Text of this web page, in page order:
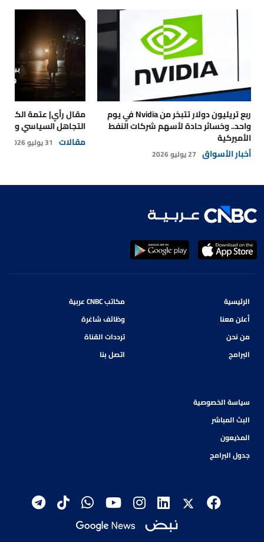
ربع تريليون دولار تتبخر من Nvidia في يوم
واحد.. وخسائر حادة لأسهم شركات النفط
الأميركية
أخبار الأسواق 27 يوليو 2026
مقال رأي| عتمة
التجاهل السياسي
مقالات 31 يوليو 2026
الرئيسية
أعلن معنا
من نحن
البرامج
مكاتب CNBC عربية
وظائف شاغرة
ترددات القناة
اتصل بنا
سياسة الخصوصية
البث المباشر
المذيعون
جدول البرامج